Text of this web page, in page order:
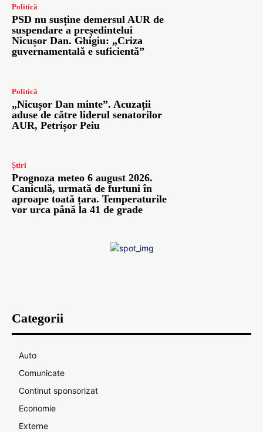
Politică
PSD nu susține demersul AUR de
suspendare a președintelui
Nicușor Dan. Ghigiu: „Criza
guvernamentală e suficientă”
Politică
„Nicușor Dan minte”. Acuzații
aduse de către liderul senatorilor
AUR, Petrișor Peiu
Știri
Prognoza meteo 6 august 2026.
Caniculă, urmată de furtuni în
aproape toată țara. Temperaturile
vor urca până la 41 de grade
Categorii
Auto
Comunicate
Continut sponsorizat
Economie
Externe